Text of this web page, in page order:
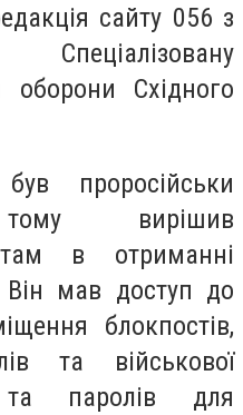
сайту 056 з
оборони Східного
проросійськи
вирішив
в отриманні
Він мав доступ до
блокпостів,
та військової
та паролів для